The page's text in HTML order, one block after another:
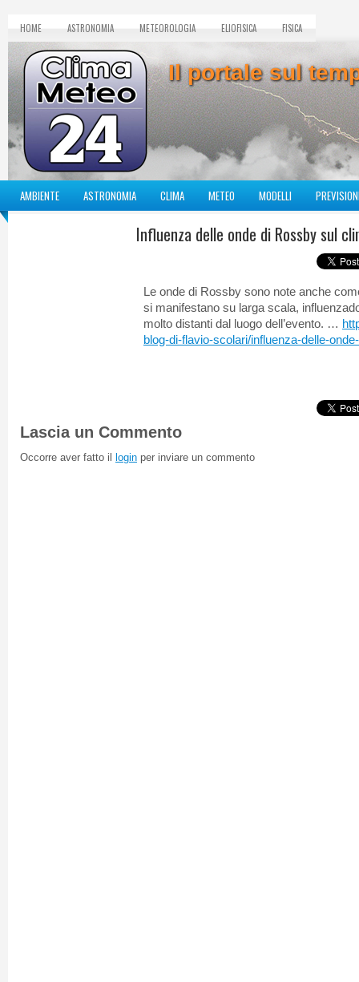
HOME ASTRONOMIA METEOROLOGIA ELIOFISICA FISICA
Il portale sul
AMBIENTE ASTRONOMIA CLIMA METEO MODELLI
Influenza delle onde di Rossby sul
Le onde di Rossby sono note anche
si manifestano su larga scala,
molto distanti dal luogo dell’evento. …
blog-di-flavio-scolari/influenza-delle-
Lascia un Commento
Occorre aver fatto il login per inviare un commento